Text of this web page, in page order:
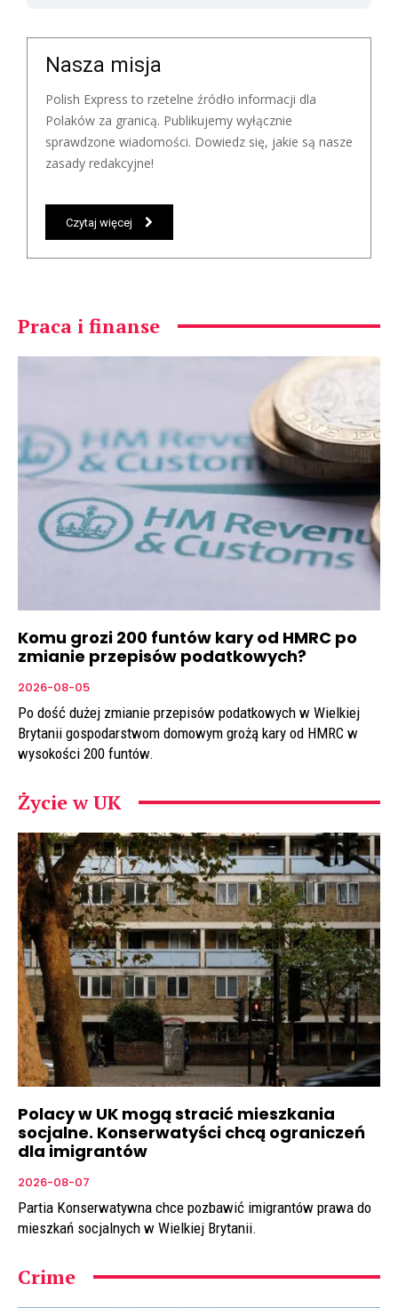
Nasza misja
Polish Express to rzetelne źródło informacji dla
Polaków za granicą. Publikujemy wyłącznie
sprawdzone wiadomości. Dowiedz się, jakie są nasze
zasady redakcyjne!
Czytaj więcej
Praca i finanse
Komu grozi 200 funtów kary od HMRC po
zmianie przepisów podatkowych?
2026-08-05
Po dość dużej zmianie przepisów podatkowych w Wielkiej
Brytanii gospodarstwom domowym grożą kary od HMRC w
wysokości 200 funtów.
Życie w UK
Polacy w UK mogą stracić mieszkania
socjalne. Konserwatyści chcą ograniczeń
dla imigrantów
2026-08-07
Partia Konserwatywna chce pozbawić imigrantów prawa do
mieszkań socjalnych w Wielkiej Brytanii.
Crime